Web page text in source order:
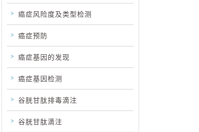
癌症风险度及类型检测
癌症预防
癌症基因的发现
癌症基因检测
谷胱甘肽排毒滴注
谷胱甘肽滴注